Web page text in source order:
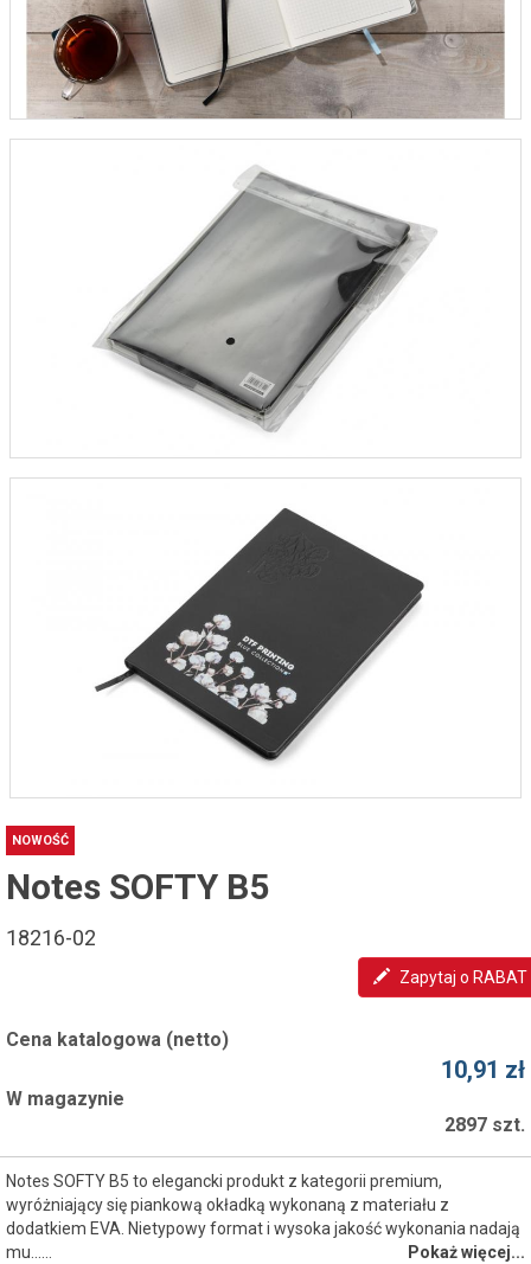
NOWOŚĆ
Notes SOFTY B5
18216-02
Zapytaj o RABAT
Cena katalogowa (netto)
10,91 zł
W magazynie
2897 szt.
Notes SOFTY B5 to elegancki produkt z kategorii premium,
wyróżniający się piankową okładką wykonaną z materiału z
dodatkiem EVA. Nietypowy format i wysoka jakość wykonania nadają
mu...…
Pokaż więcej...